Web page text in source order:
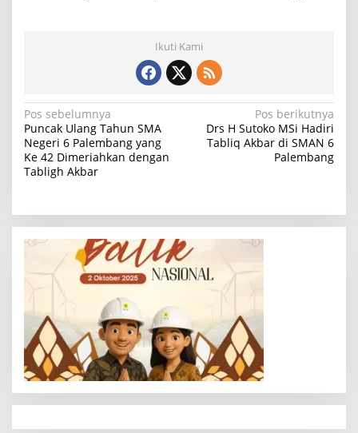
Ikuti Kami
N
a
v
a
s
p
o
s
Pos sebelumnya
Puncak Ulang Tahun SMA
Negeri 6 Palembang yang
Ke 42 Dimeriahkan dengan
Tabligh Akbar
Pos berikutnya
Drs H Sutoko MSi Hadiri
Tabliq Akbar di SMAN 6
Palembang